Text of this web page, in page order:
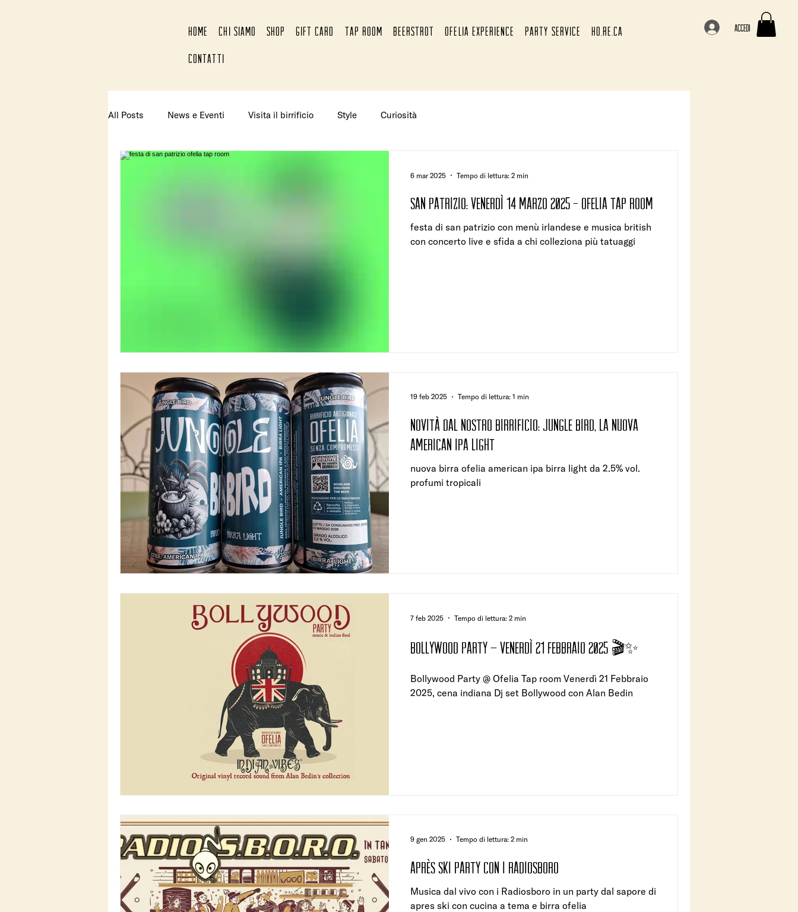
Accedi
HOME CHI SIAMO SHOP GIFT CARD TAP ROOM BEERSTROT OFELIA EXPERIENCE PARTY SERVICE
HO.RE.CA
CONTATTI
All Posts News e Eventi Visita il birrificio Style Curiosità
SAN PATRIZIO: VENERDÌ 14 MARZO 2025 - ofelia tap room
festa di san patrizio con menù irlandese e musica british
con concerto live e sfida a chi colleziona più tatuaggi
6 mar 2025 Tempo di lettura: 2 min
Novità dal nostro birrificio: Jungle Bird, la nuova
American IPA light
nuova birra ofelia american ipa birra light da 2.5% vol.
profumi tropicali
19 feb 2025 Tempo di lettura: 1 min
BOLLYWOOD PARTY – VENERDÌ 21 FEBBRAIO 2025 🎬✨
Bollywood Party @ Ofelia Tap room Venerdì 21 Febbraio
2025, cena indiana Dj set Bollywood con Alan Bedin
7 feb 2025 Tempo di lettura: 2 min
APRèS SKI PARTY CON I RADIOSBORO
Musica dal vivo con i Radiosboro in un party dal sapore di
apres ski con cucina a tema e birra ofelia
9 gen 2025 Tempo di lettura: 2 min